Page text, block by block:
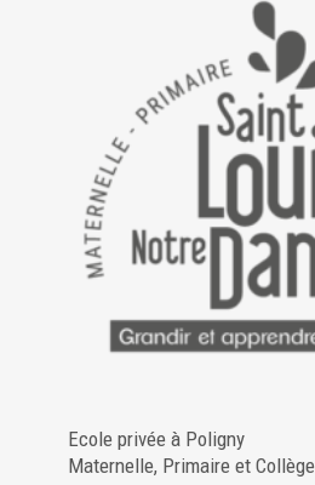
Ecole privée à Poligny
Maternelle, Primaire et Collège